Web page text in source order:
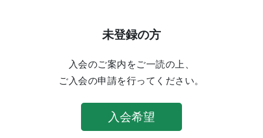
未登録の方
入会のご案内をご一読の上、
ご入会の申請を行ってください。
入会希望